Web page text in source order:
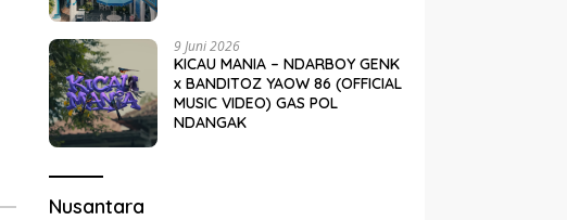
9 Juni 2026
KICAU MANIA – NDARBOY GENK
x BANDITOZ YAOW 86 (OFFICIAL
MUSIC VIDEO) GAS POL
NDANGAK
Nusantara